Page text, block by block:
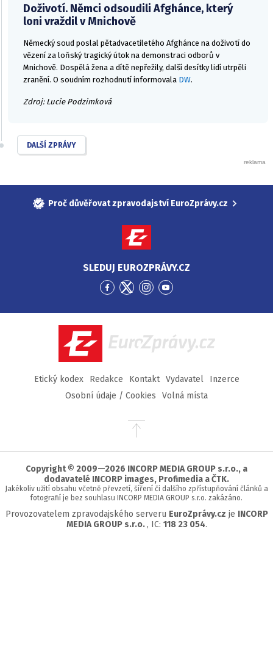
Doživotí. Němci odsoudili Afghánce, který
loni vraždil v Mnichově
Německý soud poslal pětadvacetiletého Afghánce na doživotí do
vězení za loňský tragický útok na demonstraci odborů v
Mnichově. Dospělá žena a dítě nepřežily, další desítky lidí utrpěli
zranění. O soudním rozhodnutí informovala DW.
Zdroj: Lucie Podzimková
DALŠÍ ZPRÁVY
Proč důvěřovat zpravodajství EuroZprávy.cz
SLEDUJ EUROZPRÁVY.CZ
Přejít
Facebook
Přejít
Twitter
Přejít
Instagram
Přejít
YouTube
EuroZprávy.cz
Etický kodex Redakce Kontakt Vydavatel
Inzerce
Osobní údaje / Cookies
Volná místa
Přejít
stránky
Copyright © 2009—2026 INCORP MEDIA GROUP s.r.o., a
dodavatelé INCORP images, Profimedia a ČTK.
Jakékoliv užití obsahu včetně převzetí, šíření či dalšího zpřístupňování článků a
fotografií je bez souhlasu INCORP MEDIA GROUP s.r.o. zakázáno.
Provozovatelem zpravodajského serveru EuroZprávy.cz je INCORP
MEDIA GROUP s.r.o. , IC: 118 23 054.